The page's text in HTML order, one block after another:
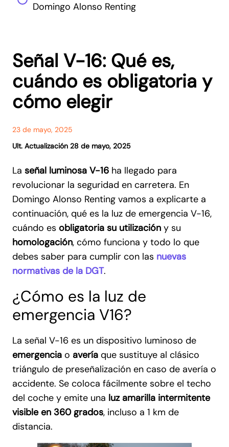
Domingo Alonso Renting
Señal V-16: Qué es,
cuándo es obligatoria y
cómo elegir
23 de mayo, 2025
Ult. Actualización 28 de mayo, 2025
La señal luminosa V-16 ha llegado para
revolucionar la seguridad en carretera. En
Domingo Alonso Renting vamos a explicarte a
continuación, qué es la luz de emergencia V-16,
cuándo es obligatoria su utilización y su
homologación, cómo funciona y todo lo que
debes saber para cumplir con las nuevas
normativas de la DGT.
¿Cómo es la luz de
emergencia V16?
La señal V-16 es un dispositivo luminoso de
emergencia o avería que sustituye al clásico
triángulo de preseñalización en caso de avería o
accidente. Se coloca fácilmente sobre el techo
del coche y emite una luz amarilla intermitente
visible en 360 grados, incluso a 1 km de
distancia.